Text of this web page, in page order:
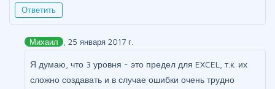
Ответить
Михаил , 25 января 2017 г.
Я думаю, что 3 уровня - это предел для EXCEL, т.к. их
сложно создавать и в случае ошибки очень трудно